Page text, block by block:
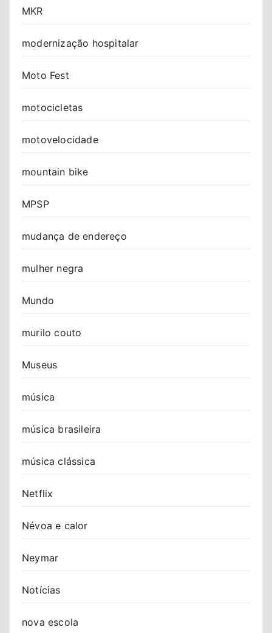
MKR
modernização hospitalar
Moto Fest
motocicletas
motovelocidade
mountain bike
MPSP
mudança de endereço
mulher negra
Mundo
murilo couto
Museus
música
música brasileira
música clássica
Netflix
Névoa e calor
Neymar
Notícias
nova escola